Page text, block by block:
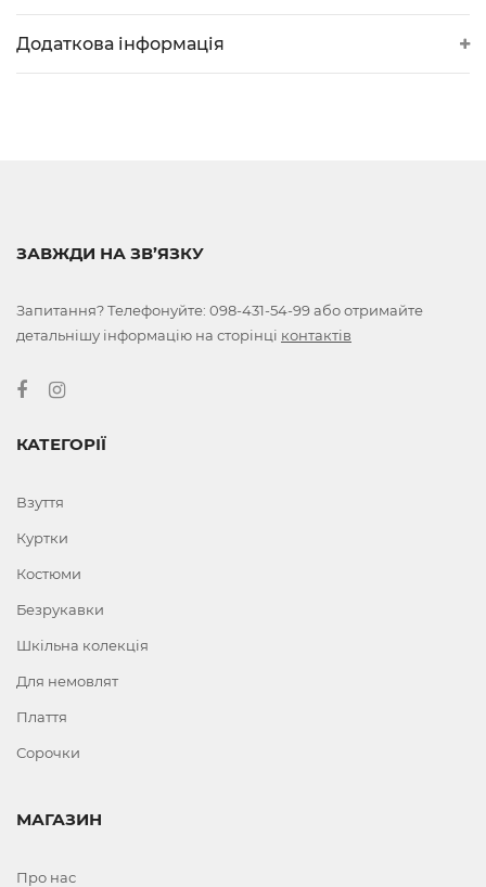
Додаткова інформація
ЗАВЖДИ НА ЗВ’ЯЗКУ
Запитання? Телефонуйте: 098-431-54-99або отримайте
детальнішу інформацію на сторінці контактів
КАТЕГОРІЇ
Взуття
Куртки
Костюми
Безрукавки
Шкільна колекція
Для немовлят
Плаття
Сорочки
МАГАЗИН
Про нас